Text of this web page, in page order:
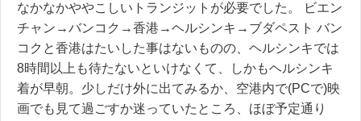
なかなかややこしいトランジットが必要でした。 ビエン
チャン→バンコク→香港→ヘルシンキ→ブダペスト バン
コクと香港はたいした事はないものの、ヘルシンキでは
8時間以上も待たないといけなくて、しかもヘルシンキ
着が早朝。少しだけ外に出てみるか、空港内で(PCで)映
画でも見て過ごすか迷っていたところ、ほぼ予定通り